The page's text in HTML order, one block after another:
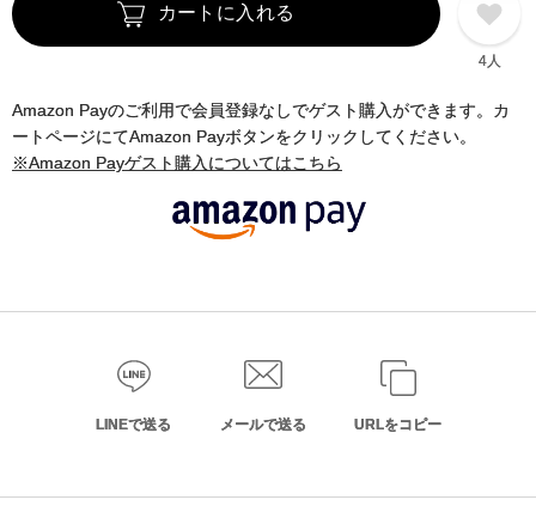
カートに入れる
4人
Amazon Payのご利用で会員登録なしでゲスト購入ができます。カ
ートページにてAmazon Payボタンをクリックしてください。
※Amazon Payゲスト購入についてはこちら
LINEで送る メールで送る URLをコピー